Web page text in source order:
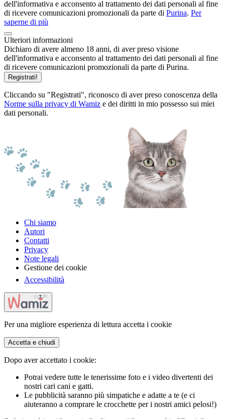
dell'informativa e acconsento al trattamento dei dati personali al fine
di ricevere comunicazioni promozionali da parte di Purina. Per
saperne di più
Ulteriori informazioni
Dichiaro di avere almeno 18 anni, di aver preso visione
dell'informativa e acconsento al trattamento dei dati personali al fine
di ricevere comunicazioni promozionali da parte di Purina.
Registrati!
Cliccando su "Registrati", riconosco di aver preso conoscenza della
Norme sulla privacy di Wamiz e dei diritti in mio possesso sui miei
dati personali.
Chi siamo
Autori
Contatti
Privacy
Note legali
Gestione dei cookie
Accessibilità
Per una migliore esperienza di lettura accetta i cookie
Accetta e chiudi
Dopo aver accettato i cookie:
Potrai vedere tutte le tenerissime foto e i video divertenti dei
nostri cari cani e gatti.
Le pubblicità saranno più simpatiche e adatte a te (e ci
aiuteranno a comprare le crocchette per i nostri amici pelosi!)